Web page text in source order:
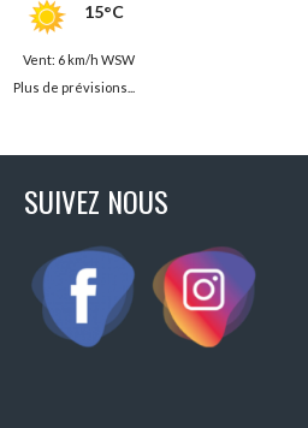
15°C
Vent: 6 km/h WSW
Plus de prévisions...
SUIVEZ NOUS